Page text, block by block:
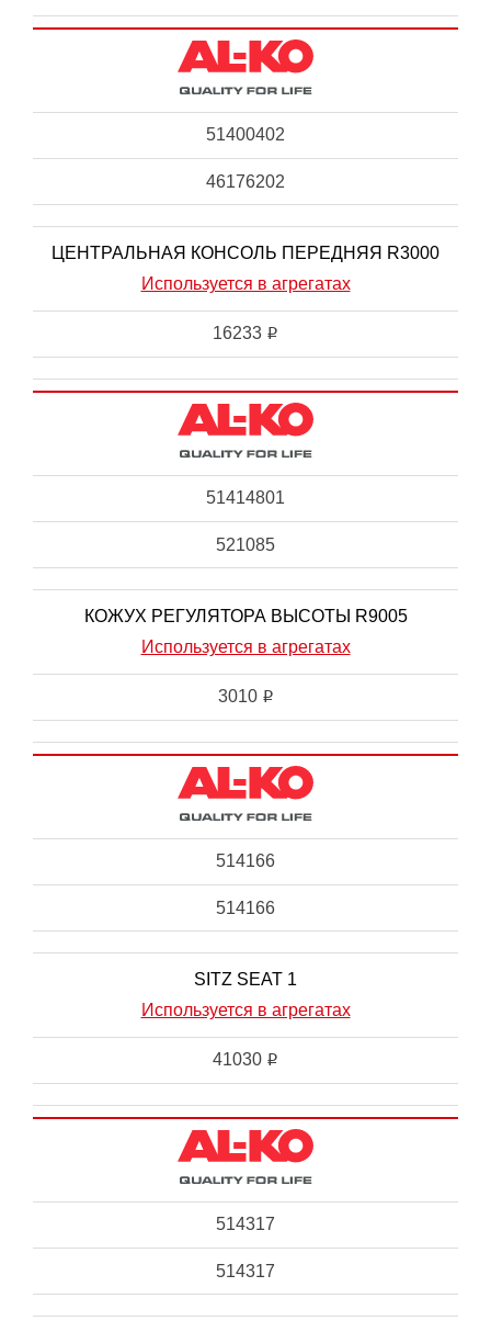
51400402
46176202
ЦЕНТРАЛЬНАЯ КОНСОЛЬ ПЕРЕДНЯЯ R3000
Используется в агрегатах
16233 i
51414801
521085
КОЖУХ РЕГУЛЯТОРА ВЫСОТЫ R9005
Используется в агрегатах
3010 i
514166
514166
SITZ SEAT 1
Используется в агрегатах
41030 i
514317
514317